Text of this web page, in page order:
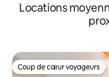
Locations
Coup de cœur voyageurs
Coup de cœur voyageurs